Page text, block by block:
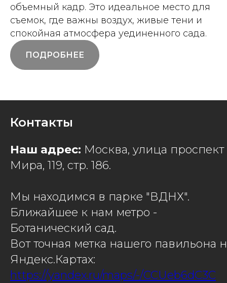
объемный кадр. Это идеальное место для
съемок, где важны воздух, живые тени и
спокойная атмосфера уединенного сада.
ПОДРОБНЕЕ
Контакты
Наш адрес: Москва, улица проспект
Мира, 119, стр. 186.
Мы находимся в парке "ВДНХ".
Ближайшее к нам метро -
Ботанический сад.
Вот точная метка нашего павильона
Яндекс.Картах:
https://yandex.ru/maps/-/CCUeb6dC3C